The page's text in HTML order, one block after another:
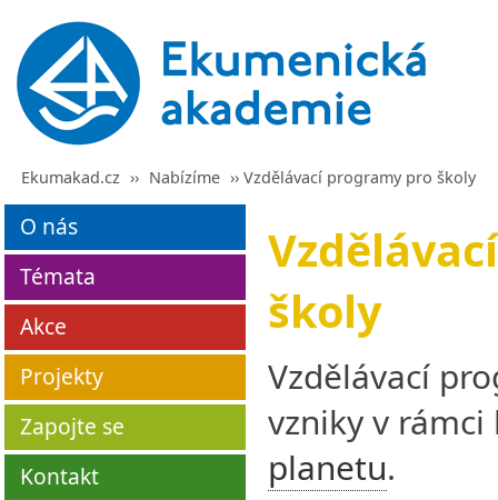
Ekumakad.cz ›› Nabízíme ›› Vzdělávací programy pro školy
O nás
Témata
Akce
Projekty
Zapojte se
Kontakt
školy
Vzdělávací
vzniky v
planetu.